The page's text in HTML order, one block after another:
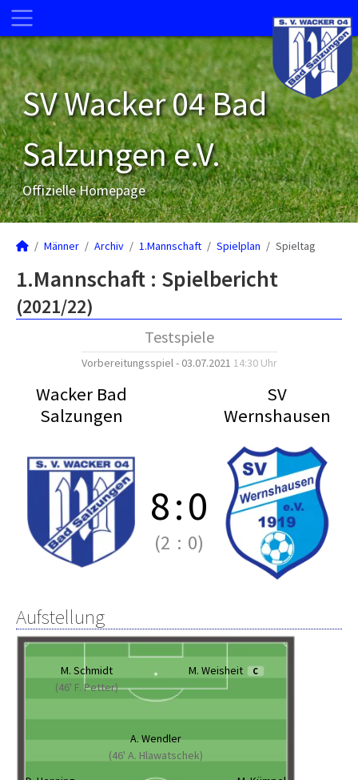
SV Wacker 04 Bad
Salzungen e.V.
Offizielle Homepage
Männer Archiv 1.Mannschaft Spielplan Spieltag
1.Mannschaft : Spielbericht
(2021/22)
Testspiele
Vorbereitungsspiel - 03.07.2021 14:30 Uhr
Wacker Bad
Salzungen
SV
Wernshausen
8:0
(2 : 0)
Aufstellung
M. Schmidt
(46' F. Petter)
M. Weisheit C
A. Wendler
(46' A. Hlawatschek)